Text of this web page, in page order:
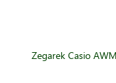
Zegarek Casio